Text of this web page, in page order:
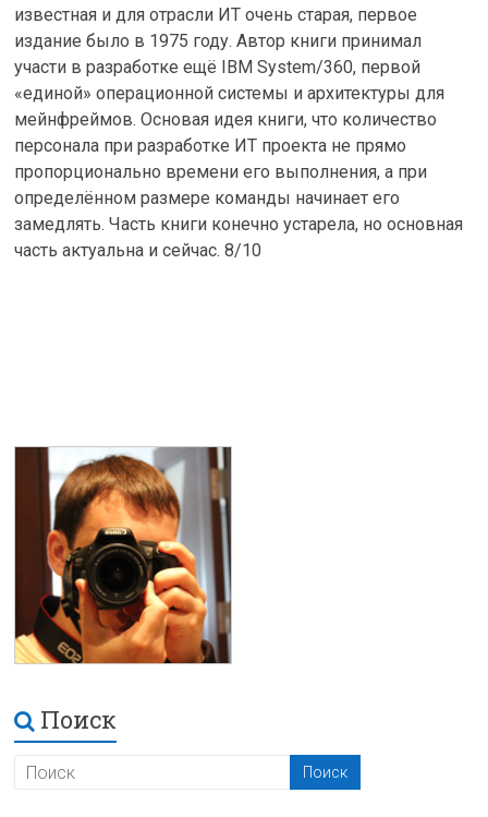
известная и для отрасли ИТ очень старая, первое
издание было в 1975 году. Автор книги принимал
участи в разработке ещё IBM System/360, первой
«единой» операционной системы и архитектуры для
мейнфреймов. Основая идея книги, что количество
персонала при разработке ИТ проекта не прямо
пропорционально времени его выполнения, а при
определённом размере команды начинает его
замедлять. Часть книги конечно устарела, но основная
часть актуальна и сейчас. 8/10
Поиск